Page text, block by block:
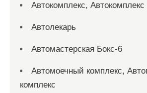
Автокомплекс, Автокомплекс
Автолекарь
Автомастерская Бокс-6
Автомоечный комплекс,
комплекс